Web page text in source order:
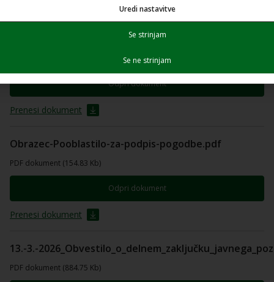
Obrazec-št.-1_IZJAVA-O-IZPOLNJEVANJU-IN-
SPREJEMANJU-POGOJEV_PoZ.pdf
Odpri dokument
Prenesi dokument
Obrazec-Pooblastilo-za-podpis-pogodbe.pdf
PDF dokument (154.83 Kb)
Odpri dokument
Prenesi dokument
13.-3.-
PDF dokument (884.75 Kb)
Uredi nastavitve
Se strinjam
Se ne strinjam